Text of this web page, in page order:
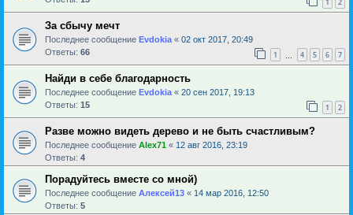
1 2
За сбычу мечт
Последнее сообщение Evdokia « 02 окт 2017, 20:49
Ответы: 66 1 4 5 6 7
Найди в себе благодарность
Последнее сообщение Evdokia « 20 сен 2017, 19:13
Ответы: 15 1 2
Разве можно видеть дерево и не быть счастливым?
Последнее сообщение Alex71 « 12 авг 2016, 23:19
Ответы: 4
Порадуйтесь вместе со мной)
Последнее сообщение Алексей13 « 14 мар 2016, 12:50
Ответы: 5